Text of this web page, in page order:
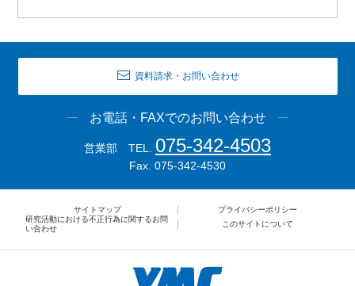
資料請求・お問い合わせ
お電話・FAXでのお問い合わせ
営業部 TEL. 075-342-4503
Fax. 075-342-4530
サイトマップ
プライバシーポリシー
研究活動における不正行為に関するお問
い合わせ
このサイトについて